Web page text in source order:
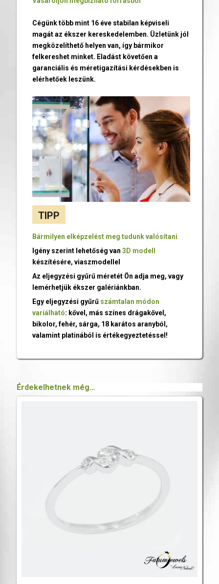
Cégünk több mint 16 éve stabilan képviseli
magát az ékszer kereskedelemben. Üzletünk jól
megközelíthető helyen van, így bármikor
felkereshet minket. Eladást követően a
garanciális és méretigazítási kérdésekben is
elérhetőek leszünk.
TIPP
Bármilyen elképzelést meg tudunk valósítani
Igény szerint lehetőség van 3D modell
készítésére, viaszmodellel
Az eljegyzési gyűrű méretét Ön adja meg, vagy
lemérhetjük ékszer galériánkban.
Egy eljegyzési gyűrű számtalan módon
variálható: kővel, más színes drágakővel,
bikolor, fehér, sárga, 18 karátos aranyból,
valamint platinából is értékegyeztetéssel!
Érdekelhetnek még…